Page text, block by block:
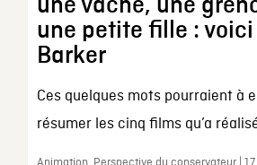
une vache, une
une petite fille : voici
Barker
Ces quelques mots pourraient à
résumer les cinq films qu’a